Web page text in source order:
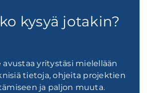
kysyä jotakin?
avustaa yritystäsi mielellään
tietoja, ohjeita projektien
ja paljon muuta.